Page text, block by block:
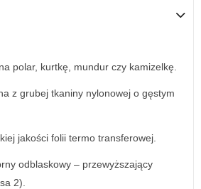
polar, kurtkę, mundur czy kamizelkę.
z grubej tkaniny nylonowej o gęstym
jakości folii termo transferowej.
odblaskowy – przewyższający
2).